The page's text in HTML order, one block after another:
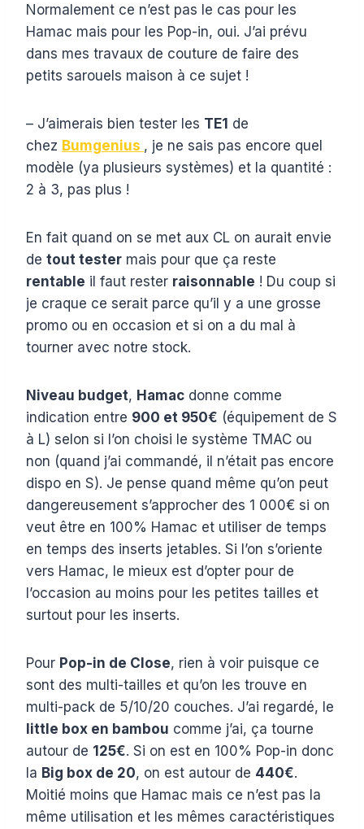
Normalement ce n’est pas le cas pour les
Hamac mais pour les Pop-in, oui. J’ai prévu
dans mes travaux de couture de faire des
petits sarouels maison à ce sujet !
– J’aimerais bien tester les TE1 de
chez Bumgenius , je ne sais pas encore quel
modèle (ya plusieurs systèmes) et la quantité :
2 à 3, pas plus !
En fait quand on se met aux CL on aurait envie
de tout tester mais pour que ça reste
rentable il faut rester raisonnable ! Du coup si
je craque ce serait parce qu’il y a une grosse
promo ou en occasion et si on a du mal à
tourner avec notre stock.
Niveau budget, Hamac donne comme
indication entre 900 et 950€ (équipement de S
à L) selon si l’on choisi le système TMAC ou
non (quand j’ai commandé, il n’était pas encore
dispo en S). Je pense quand même qu’on peut
dangereusement s’approcher des 1 000€ si on
veut être en 100% Hamac et utiliser de temps
en temps des inserts jetables. Si l’on s’oriente
vers Hamac, le mieux est d’opter pour de
l’occasion au moins pour les petites tailles et
surtout pour les inserts.
Pour Pop-in de Close, rien à voir puisque ce
sont des multi-tailles et qu’on les trouve en
multi-pack de 5/10/20 couches. J’ai regardé, le
little box en bambou comme j’ai, ça tourne
autour de 125€. Si on est en 100% Pop-in donc
la Big box de 20, on est autour de 440€.
Moitié moins que Hamac mais ce n’est pas la
même utilisation et les mêmes caractéristiques